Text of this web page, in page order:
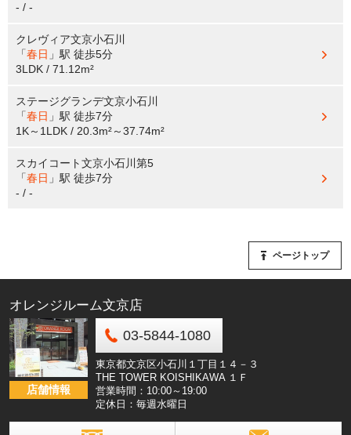
- / -
クレヴィア文京小石川
「春日 」駅 徒歩5分
3LDK / 71.12m²
ステージグランデ文京小石川
「春日 」駅 徒歩7分
1K～1LDK / 20.3m²～37.74m²
スカイコート文京小石川第5
「春日 」駅 徒歩7分
- / -
ページトップ
オレンジルーム文京店
店舗情報
03-5844-1080
東京都文京区小石川１丁目１４－３
THE TOWER KOISHIKAWA １Ｆ
営業時間：10:00～19:00
定休日：毎週水曜日